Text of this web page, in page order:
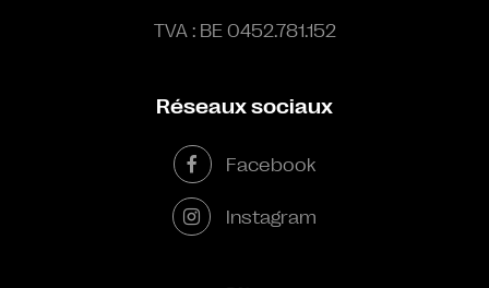
TVA : BE 0452.781.152
Réseaux sociaux
Facebook
Instagram